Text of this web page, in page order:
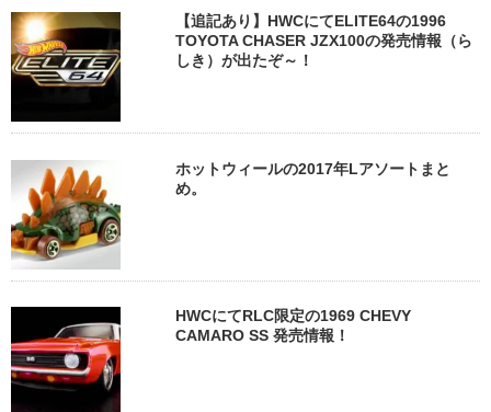
【追記あり】HWCにてELITE64の1996
TOYOTA CHASER JZX100の発売情報（ら
しき）が出たぞ～！
ホットウィールの2017年Lアソートまと
め。
HWCにてRLC限定の1969 CHEVY
CAMARO SS 発売情報！